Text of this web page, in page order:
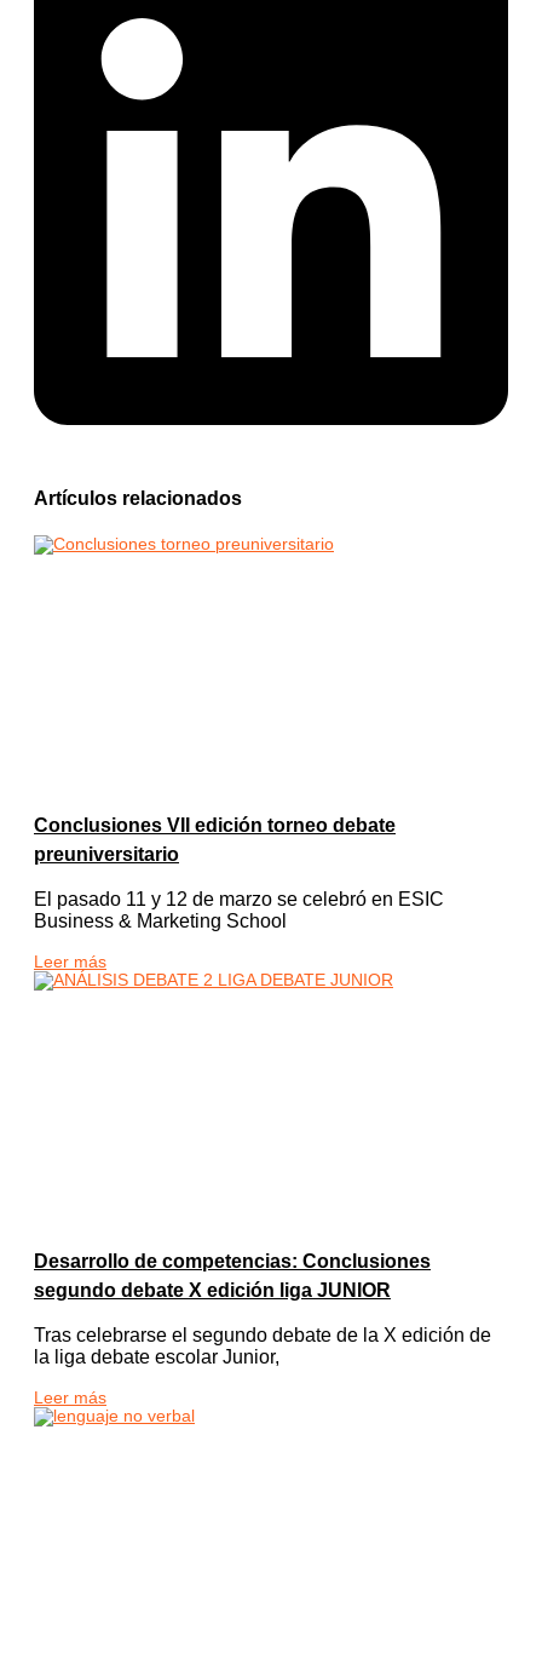
Artículos relacionados
Conclusiones VII edición torneo debate
preuniversitario
El pasado 11 y 12 de marzo se celebró en ESIC
Business & Marketing School
Leer más
Desarrollo de competencias: Conclusiones
segundo debate X edición liga JUNIOR
Tras celebrarse el segundo debate de la X edición de
la liga debate escolar Junior,
Leer más